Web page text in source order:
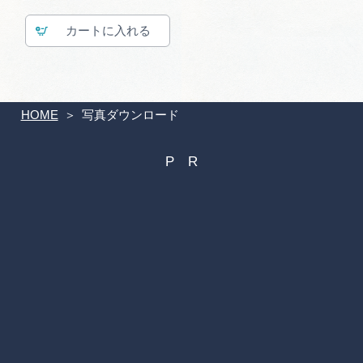
HOME 写真ダウンロード
カート